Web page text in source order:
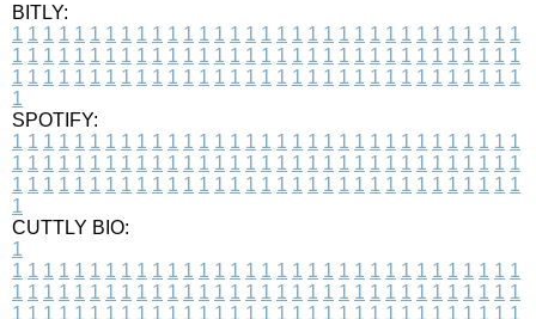
BITLY:
1 1 1 1 1 1 1 1 1 1 1 1 1 1 1 1 1 1 1 1 1 1 1 1 1 1 1 1 1 1 1 1 1
1 1 1 1 1 1 1 1 1 1 1 1 1 1 1 1 1 1 1 1 1 1 1 1 1 1 1 1 1 1 1 1 1
1 1 1 1 1 1 1 1 1 1 1 1 1 1 1 1 1 1 1 1 1 1 1 1 1 1 1 1 1 1 1 1 1
1
SPOTIFY:
1 1 1 1 1 1 1 1 1 1 1 1 1 1 1 1 1 1 1 1 1 1 1 1 1 1 1 1 1 1 1 1 1
1 1 1 1 1 1 1 1 1 1 1 1 1 1 1 1 1 1 1 1 1 1 1 1 1 1 1 1 1 1 1 1 1
1 1 1 1 1 1 1 1 1 1 1 1 1 1 1 1 1 1 1 1 1 1 1 1 1 1 1 1 1 1 1 1 1
1
CUTTLY BIO:
1
1 1 1 1 1 1 1 1 1 1 1 1 1 1 1 1 1 1 1 1 1 1 1 1 1 1 1 1 1 1 1 1 1
1 1 1 1 1 1 1 1 1 1 1 1 1 1 1 1 1 1 1 1 1 1 1 1 1 1 1 1 1 1 1 1 1
1 1 1 1 1 1 1 1 1 1 1 1 1 1 1 1 1 1 1 1 1 1 1 1 1 1 1 1 1 1 1 1 1